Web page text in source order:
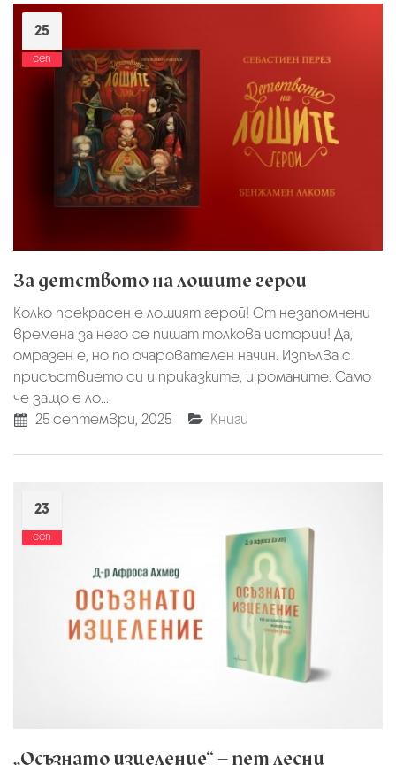
25
сеп
За детството на лошите герои
Колко прекрасен е лошият герой! От незапомнени
времена за него се пишат толкова истории! Да,
омразен е, но по очарователен начин. Изпълва с
присъствието си и приказките, и романите. Само
че защо е ло...
25 септември, 2025
Книги
23
сеп
„Осъзнато изцеление“ – пет лесни